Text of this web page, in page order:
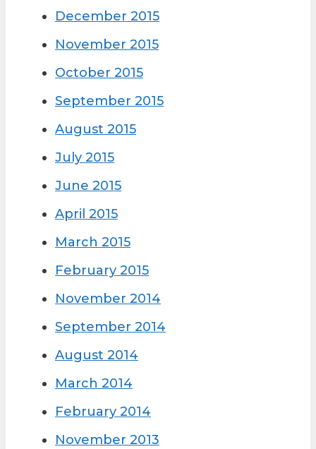
December 2015
November 2015
October 2015
September 2015
August 2015
July 2015
June 2015
April 2015
March 2015
February 2015
November 2014
September 2014
August 2014
March 2014
February 2014
November 2013